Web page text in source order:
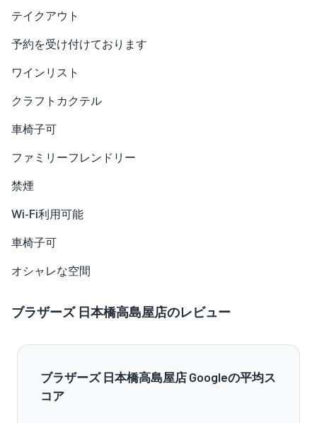
テイクアウト
予約を受け付けております
ワインリスト
クラフトカクテル
車椅子可
ファミリーフレンドリー
禁煙
Wi-Fi利用可能
車椅子可
オシャレな空間
ブラザーズ 日本橋高島屋店のレビュー
ブラザーズ 日本橋高島屋店 Googleの平均ス
コア